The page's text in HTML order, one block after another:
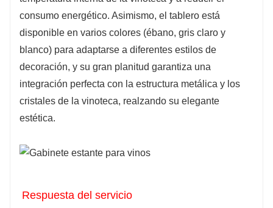
consumo energético. Asimismo, el tablero está
disponible en varios colores (ébano, gris claro y
blanco) para adaptarse a diferentes estilos de
decoración, y su gran planitud garantiza una
integración perfecta con la estructura metálica y los
cristales de la vinoteca, realzando su elegante
estética.
Respuesta del servicio